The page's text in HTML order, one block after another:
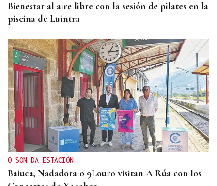
Bienestar al aire libre con la sesión de pilates en la
piscina de Luíntra
O SON DA ESTACIÓN
Baiuca, Nadadora o 9Louro visitan A Rúa con los